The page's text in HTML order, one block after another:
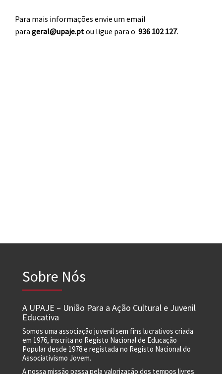
Para mais informações envie um email
para geral@upaje.ptou ligue para o 936 102 127.
Sobre Nós
A UPAJE – União Para a Ação Cultural e Juvenil
Educativa
Somos uma associação juvenil sem fins lucrativos criada
em 1976, inscrita no Registo Nacional de Educação
Popular desde 1978 e registada no Registo Nacional do
Associativismo Jovem.
A nossa missão passa pela valorização dos tempos livres